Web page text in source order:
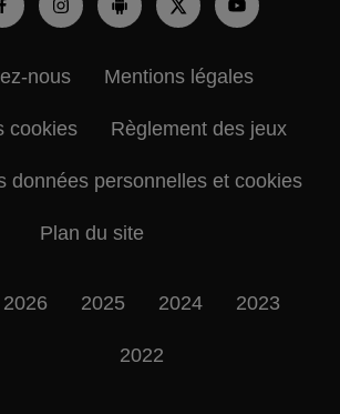
nous Mentions légales
cookies Règlement des jeux
données personnelles et cookies
Plan du site
2026 2025 2024 2023
2022